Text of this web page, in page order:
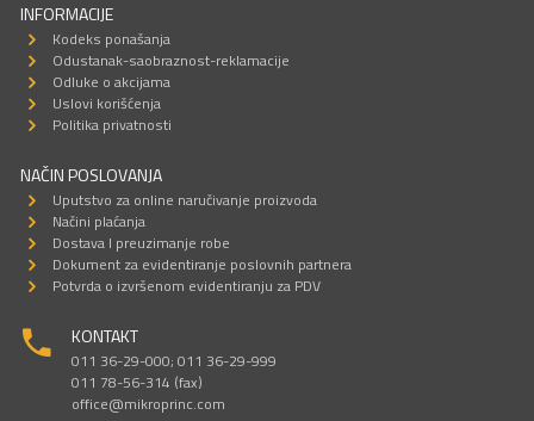
INFORMACIJE
Kodeks ponašanja
Odustanak-saobraznost-reklamacije
Odluke o akcijama
Uslovi korišćenja
Politika privatnosti
NAČIN POSLOVANJA
Uputstvo za online naručivanje proizvoda
Načini plaćanja
Dostava I preuzimanje robe
Dokument za evidentiranje poslovnih partnera
Potvrda o izvršenom evidentiranju za PDV
KONTAKT
011 36-29-000; 011 36-29-999
011 78-56-314 (fax)
office@mikroprinc.com